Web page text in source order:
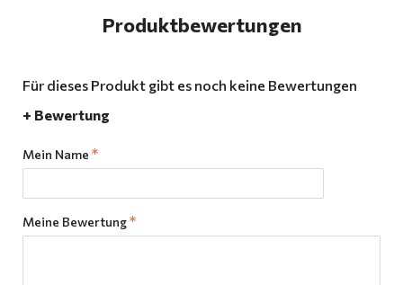
Produktbewertungen
Für dieses Produkt gibt es noch keine Bewertungen
+ Bewertung
Mein Name
Meine Bewertung